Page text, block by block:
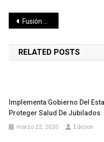
Navegación
de
entradas
Fusión de voces y danza dan vida a la primer Noche de trova, con la luna de octubre
RELATED POSTS
Implementa Gobierno Del
Proteger Salud De Jubilados
marzo 22, 2020 Edicion